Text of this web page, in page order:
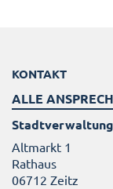
KONTAKT
ALLE
Altmarkt 1
Rathaus
06712 Zeitz